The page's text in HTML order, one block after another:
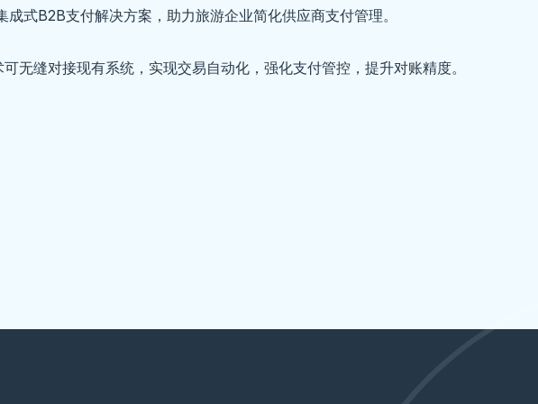
成式B2B支付解决方案，助力旅游企业简化供应商支付管理。
无缝对接现有系统，实现交易自动化，强化支付管控，提升对账精度。